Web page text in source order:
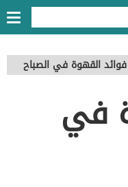
فوائد القهوة في الصباح
في